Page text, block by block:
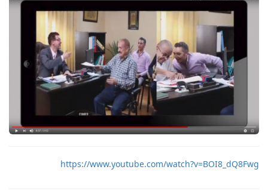
https://www.youtube.com/watch?v=BOI8_dQ8Fwg